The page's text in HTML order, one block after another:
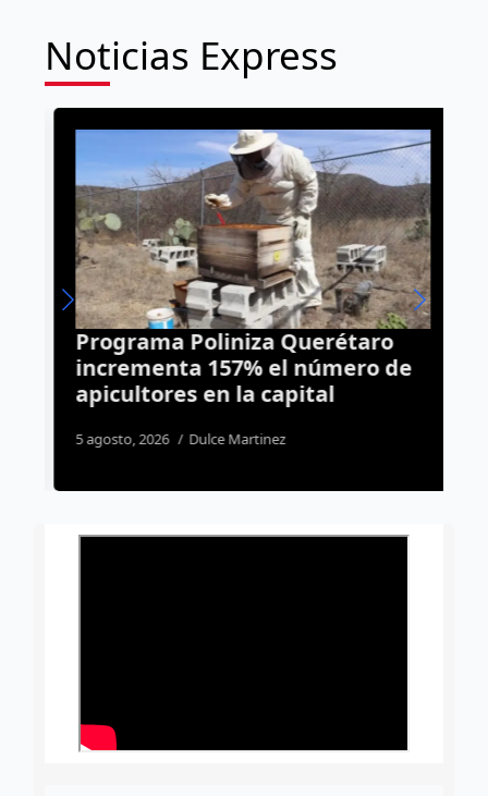
Noticias Express
Programa Poliniza Querétaro
incrementa 157% el número de
apicultores en la capital
5 agosto, 2026 Dulce Martinez